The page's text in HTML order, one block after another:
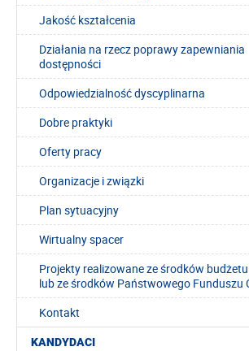
Jakość kształcenia
Działania na rzecz poprawy zapewniania
dostępności
Odpowiedzialność dyscyplinarna
Dobre praktyki
Oferty pracy
Organizacje i związki
Plan sytuacyjny
Wirtualny spacer
Projekty realizowane ze środków
lub ze środków Państwowego Funduszu
Kontakt
KANDYDACI